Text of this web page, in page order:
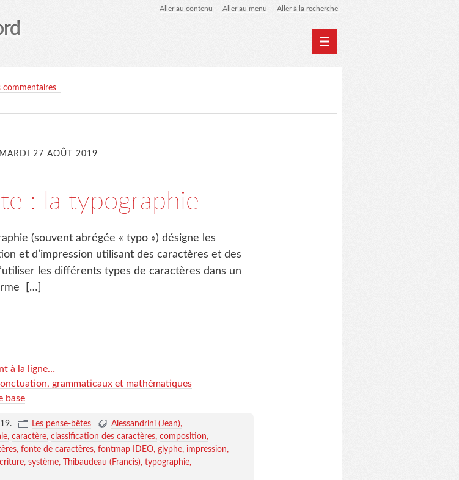
Aller au contenu Aller au menu Aller à la recherche
commentaires
MARDI 27 AOÛT 2019
: la typographie
(souvent abrégée « typo ») désigne les
et d’impression utilisant des caractères et des
les différents types de caractères dans un
[…]
à la ligne…
grammaticaux et mathématiques
base
. Les pense-bêtes
Alessandrini (Jean)
caractère classification des caractères composition
fonte de caractères fontmap IDEO glyphe impression
système Thibaudeau (Francis) typographie